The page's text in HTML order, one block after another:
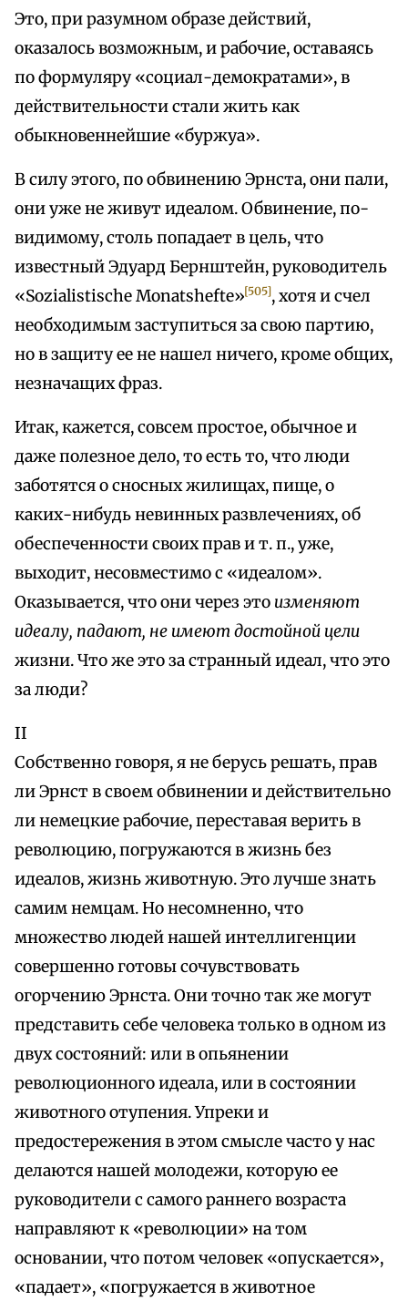
Это, при разумном образе действий,
оказалось возможным, и рабочие, оставаясь
по формуляру «социал-демократами», в
действительности стали жить как
обыкновеннейшие «буржуа».
В силу этого, по обвинению Эрнста, они пали,
они уже не живут идеалом. Обвинение, по-
видимому, столь попадает в цель, что
известный Эдуард Бернштейн, руководитель
«Sozialistische Monatshefte»[505], хотя и счел
необходимым заступиться за свою партию,
но в защиту ее не нашел ничего, кроме общих,
незначащих фраз.
Итак, кажется, совсем простое, обычное и
даже полезное дело, то есть то, что люди
заботятся о сносных жилищах, пище, о
каких-нибудь невинных развлечениях, об
обеспеченности своих прав и т. п., уже,
выходит, несовместимо с «идеалом».
Оказывается, что они через это изменяют
идеалу, падают, не имеют достойной цели
жизни. Что же это за странный идеал, что это
за люди?
II
Собственно говоря, я не берусь решать, прав
ли Эрнст в своем обвинении и действительно
ли немецкие рабочие, переставая верить в
революцию, погружаются в жизнь без
идеалов, жизнь животную. Это лучше знать
самим немцам. Но несомненно, что
множество людей нашей интеллигенции
совершенно готовы сочувствовать
огорчению Эрнста. Они точно так же могут
представить себе человека только в одном из
двух состояний: или в опьянении
революционного идеала, или в состоянии
животного отупения. Упреки и
предостережения в этом смысле часто у нас
делаются нашей молодежи, которую ее
руководители с самого раннего возраста
направляют к «революции» на том
основании, что потом человек «опускается»,
«падает», «погружается в животное